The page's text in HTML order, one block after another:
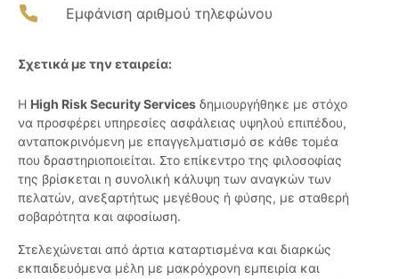
Εμφάνιση αριθμού τηλεφώνου
Σχετικά με την εταιρεία:
Η High Risk Security Services δημιουργήθηκε με στόχο
να προσφέρει υπηρεσίες ασφάλειας υψηλού επιπέδου,
ανταποκρινόμενη με επαγγελματισμό σε κάθε τομέα
που δραστηριοποιείται. Στο επίκεντρο της φιλοσοφίας
της βρίσκεται η συνολική κάλυψη των αναγκών των
πελατών, ανεξαρτήτως μεγέθους ή φύσης, με σταθερή
σοβαρότητα και αφοσίωση.
Στελεχώνεται από άρτια καταρτισμένα και διαρκώς
εκπαιδευόμενα μέλη με μακρόχρονη εμπειρία και